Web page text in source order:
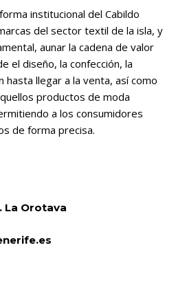
institucional del Cabildo
del sector textil de la isla, y
aunar la cadena de valor
el diseño, la confección, la
hasta llegar a la venta, así como
productos de moda
a los consumidores
de forma precisa.
La Orotava